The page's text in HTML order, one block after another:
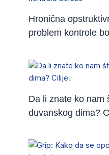
Hronična
problem kontrole
Da li znate ko nam
duvanskog dima?